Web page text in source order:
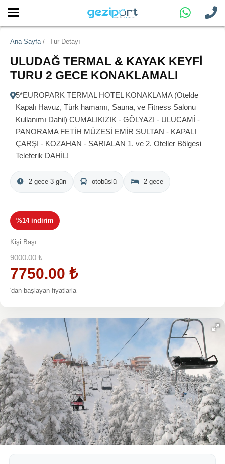
Ana Sayfa / Tur Detayı
ULUDAĞ TERMAL & KAYAK KEYFİ
TURU 2 GECE KONAKLAMALI
5*EUROPARK TERMAL HOTEL KONAKLAMA (Otelde
Kapalı Havuz, Türk hamamı, Sauna, ve Fitness Salonu
Kullanımı Dahil) CUMALIKIZIK - GÖLYAZI - ULUCAMİ -
PANORAMA FETİH MÜZESİ EMİR SULTAN - KAPALI
ÇARŞI - KOZAHAN - SARIALAN 1. ve 2. Oteller Bölgesi
Teleferik DAHİL!
2 gece 3 gün otobüslü 2 gece
%14 indirim
Kişi Başı
9000.00₺
7750.00 ₺
'dan başlayan fiyatlarla